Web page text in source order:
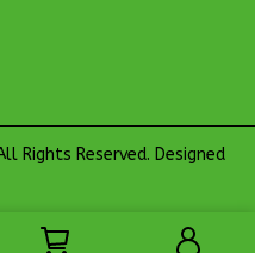
Rights Reserved. Designed